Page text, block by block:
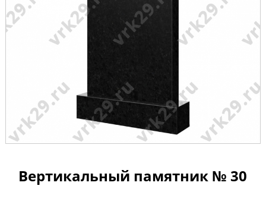
Вертикальный памятник № 30